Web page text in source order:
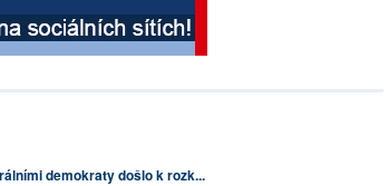
demokraty došlo k rozk...